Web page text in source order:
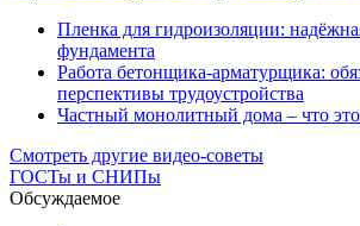
Пленка для гидроизоляции:
фундамента
Работа бетонщика-арматурщика:
перспективы трудоустройства
Частный монолитный дома – что это
Смотреть другие видео-советы
ГОСТы и СНИПы
Обсуждаемое